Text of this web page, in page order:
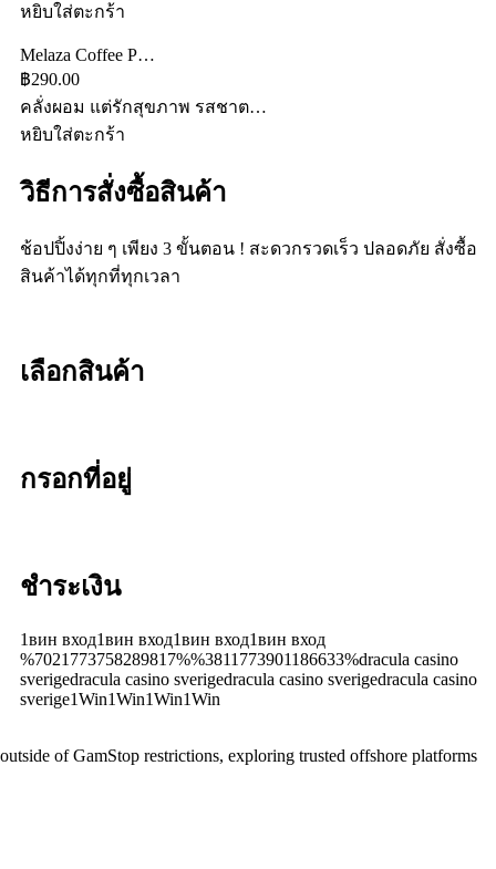
หยิบใส่ตะกร้า
Melaza Coffee P…
฿290.00
คลั่งผอม แต่รักสุขภาพ รสชาต…
หยิบใส่ตะกร้า
วิธีการสั่งซื้อสินค้า
ช้อปปิ้งง่าย ๆ เพียง 3 ขั้นตอน ! สะดวกรวดเร็ว ปลอดภัย สั่งซื้อ
สินค้าได้ทุกที่ทุกเวลา
เลือกสินค้า
กรอกที่อยู่
ชำระเงิน
1вин вход1вин вход1вин вход1вин вход
%7021773758289817%%3811773901186633%dracula casino
sverigedracula casino sverigedracula casino sverigedracula casino
sverige1Win1Win1Win1Win
Casinoly
of GamStop restrictions, exploring trusted offshore platforms